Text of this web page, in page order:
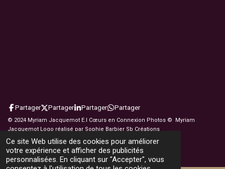
Ce site Web utilise des cookies pour améliorer
votre expérience et afficher des publicités
personnalisées. En cliquant sur "Accepter", vous
Partager Partager Partager Partager
© 2024 Myriam Jacquemot E.I Cœurs en Connexion Photos © Myriam
Jacquemot Logo réalisé par Sophie Barbier Sb Créations
https://www.sbcreations.fr/contact
Propulsé par Webador